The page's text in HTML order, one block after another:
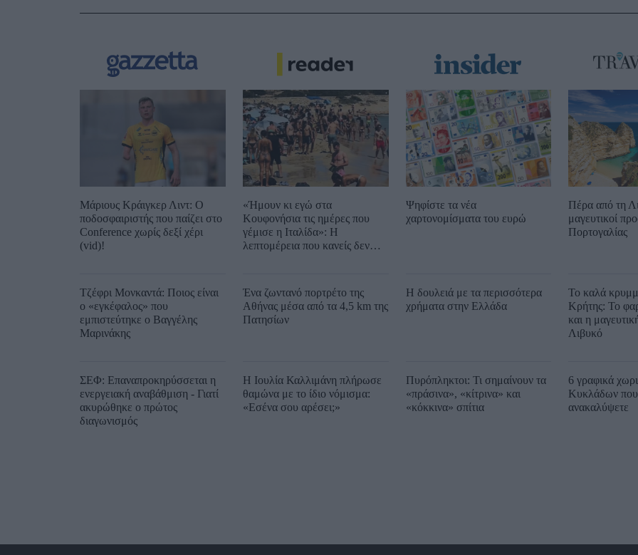
Μάριους Κράιγκερ Λιντ: Ο
ποδοσφαιριστής που παίζει στο
Conference χωρίς δεξί χέρι
(vid)!
Τζέφρι Μονκαντά: Ποιος είναι
ο «εγκέφαλος» που
εμπιστεύτηκε ο Βαγγέλης
Μαρινάκης
ΣΕΦ: Επαναπροκηρύσσεται η
ενεργειακή αναβάθμιση - Γιατί
ακυρώθηκε ο πρώτος
διαγωνισμός
«Ήμουν κι εγώ στα
Κουφονήσια τις ημέρες που
γέμισε η Ιταλίδα»: Η
λεπτομέρεια που κανείς δεν
Ένα ζωντανό πορτρέτο της
Αθήνας μέσα από τα 4,5 km της
Πατησίων
Η Ιουλία Καλλιμάνη πλήρωσε
θαμώνα με το ίδιο νόμισμα:
«Εσένα σου αρέσει;»
Ψηφίστε τα νέα
χαρτονομίσματα του ευρώ
Η δουλειά με τα περισσότερα
χρήματα στην Ελλάδα
Πυρόπληκτοι: Τι σημαίνουν τα
«πράσινα», «κίτρινα» και
«κόκκινα» σπίτια
Πέρα από τη
μαγευτικοί
Πορτογαλίας
Το καλά
Κρήτης: Το
και η
Λιβυκό
6 γραφικά
Κυκλάδων που
ανακαλύψετε